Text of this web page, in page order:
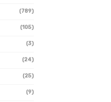
(789)
(105)
(3)
(24)
(25)
(9)